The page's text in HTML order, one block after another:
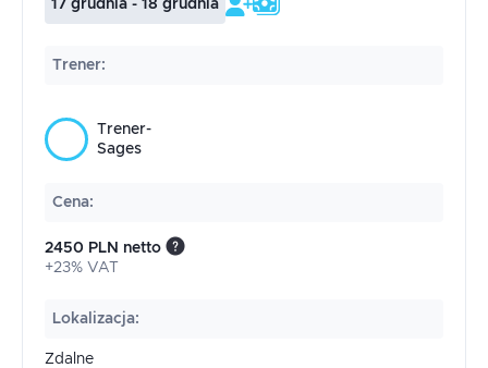
17 grudnia - 18 grudnia
Trener:
Trener-
Sages
Cena:
2450 PLN netto
+23% VAT
Lokalizacja:
Zdalne